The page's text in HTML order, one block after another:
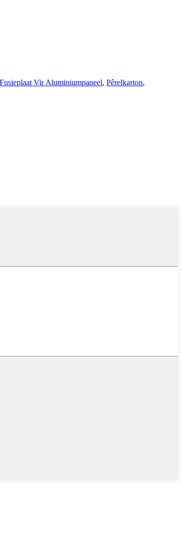
Vir Aluminiumpaneel, Pêrelkarton,